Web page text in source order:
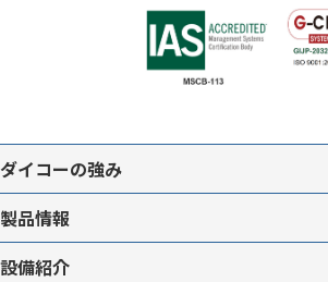
ダイコーの強み
製品情報
設備紹介